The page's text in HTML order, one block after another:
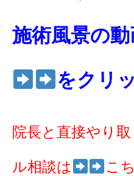
施術風景の
をクリ
院長と直接やり
ル相談は こ